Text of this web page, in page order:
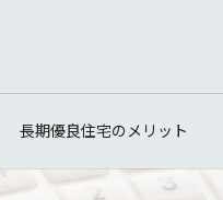
長期優良住宅のメリット